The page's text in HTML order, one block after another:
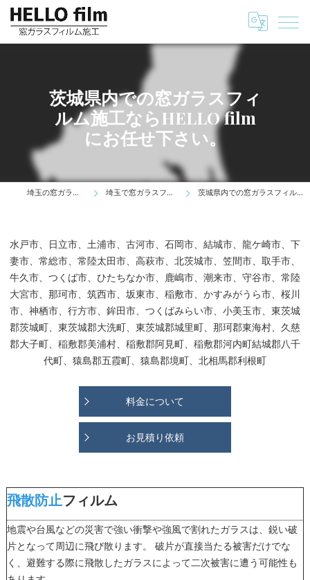
茨城県内での窓ガラスフィ
ルム施工ならHELLO film
にお任せ下さい。
埼玉の窓ガラスフィルムはHELLO film 埼玉で窓ガラスフィルムの施工をお考えの方へ 茨城県内での窓ガラスフィルム施工ならHELLO filmにお任せ下さい。
水戸市、日立市、土浦市、古河市、石岡市、結城市、龍ケ崎市、下
妻市、常総市、常陸太田市、高萩市、北茨城市、笠間市、取手市、
牛久市、つくば市、ひたちなか市、鹿嶋市、潮来市、守谷市、常陸
大宮市、那珂市、筑西市、坂東市、稲敷市、かすみがうら市、桜川
市、神栖市、行方市、鉾田市、つくばみらい市、小美玉市、東茨城
郡茨城町、東茨城郡大洗町、東茨城郡城里町、那珂郡東海村、久慈
郡大子町、稲敷郡美浦村、稲敷郡阿見町、稲敷郡河内町結城郡八千
代町、猿島郡五霞町、猿島郡境町、北相馬郡利根町
料金について
お見積り依頼
飛散防止フィルム
地震や台風などの災害で強い衝撃や強風で割れたガラスは、鋭い破
片となって周辺に飛び散ります。 破片が直接当たる被害だけでな
く、避難する際に飛散したガラスによって二次被害に遭う可能性も